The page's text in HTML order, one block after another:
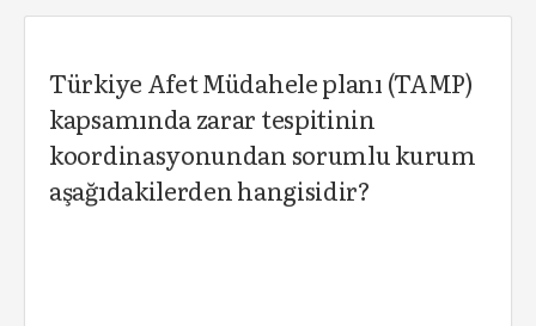
Türkiye Afet Müdahele planı (TAMP)
kapsamında zarar tespitinin
koordinasyonundan sorumlu kurum
aşağıdakilerden hangisidir?